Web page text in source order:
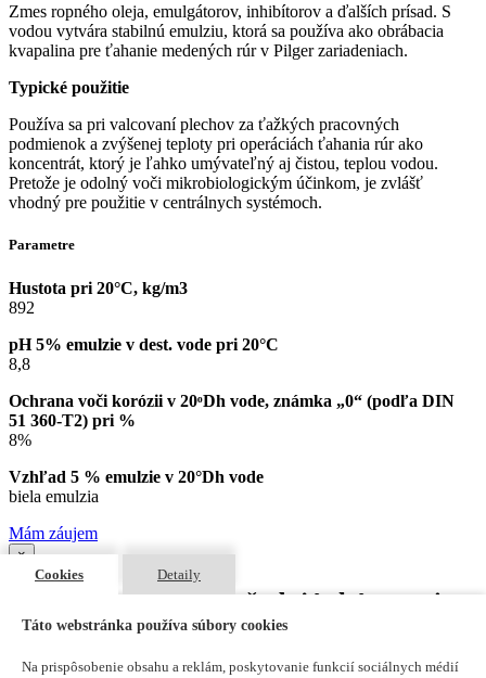
Zmes ropného oleja, emulgátorov, inhibítorov a ďalších prísad. S
vodou vytvára stabilnú emulziu, ktorá sa používa ako obrábacia
kvapalina pre ťahanie medených rúr v Pilger zariadeniach.
Typické použitie
Používa sa pri valcovaní plechov za ťažkých pracovných
podmienok a zvýšenej teploty pri operáciách ťahania rúr ako
koncentrát, ktorý je ľahko umývateľný aj čistou, teplou vodou.
Pretože je odolný voči mikrobiologickým účinkom, je zvlášť
vhodný pre použitie v centrálnych systémoch.
Parametre
Hustota pri 20°C, kg/m3
892
pH 5% emulzie v dest. vode pri 20°C
8,8
Ochrana voči korózii v 20ᵒDh vode, známka „0“ (podľa DIN
51 360-T2) pri %
8%
Vzhľad 5 % emulzie v 20°Dh vode
biela emulzia
Mám záujem
×
Inovatívne mazivá vyžadujú skúsenosti
aplikačných technikov
Cookies Detaily
Táto webstránka používa súbory cookies
Na prispôsobenie obsahu a reklám, poskytovanie funkcií sociálnych médií